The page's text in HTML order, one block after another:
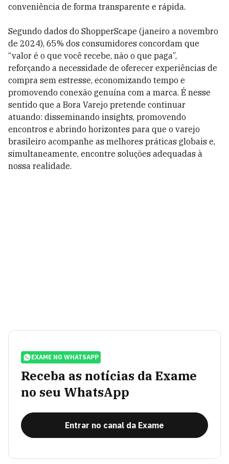
conveniência de forma transparente e rápida.
Segundo dados do ShopperScape (janeiro a novembro
de 2024), 65% dos consumidores concordam que
“valor é o que você recebe, não o que paga”,
reforçando a necessidade de oferecer experiências de
compra sem estresse, economizando tempo e
promovendo conexão genuína com a marca. É nesse
sentido que a Bora Varejo pretende continuar
atuando: disseminando insights, promovendo
encontros e abrindo horizontes para que o varejo
brasileiro acompanhe as melhores práticas globais e,
simultaneamente, encontre soluções adequadas à
nossa realidade.
EXAME NO WHATSAPP
Receba as notícias da Exame
no seu WhatsApp
Entrar no canal da Exame